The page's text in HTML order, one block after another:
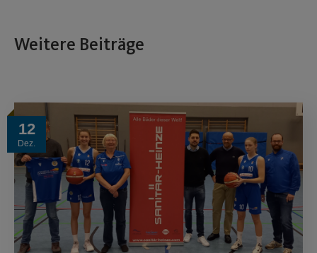
Weitere Beiträge
12
Dez.